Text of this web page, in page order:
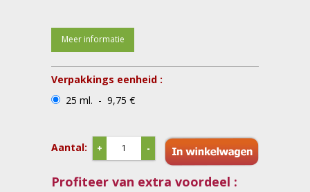
Meer informatie
Verpakkings eenheid :
25 ml. - 9,75 €
Aantal: + -
Profiteer van extra voordeel :